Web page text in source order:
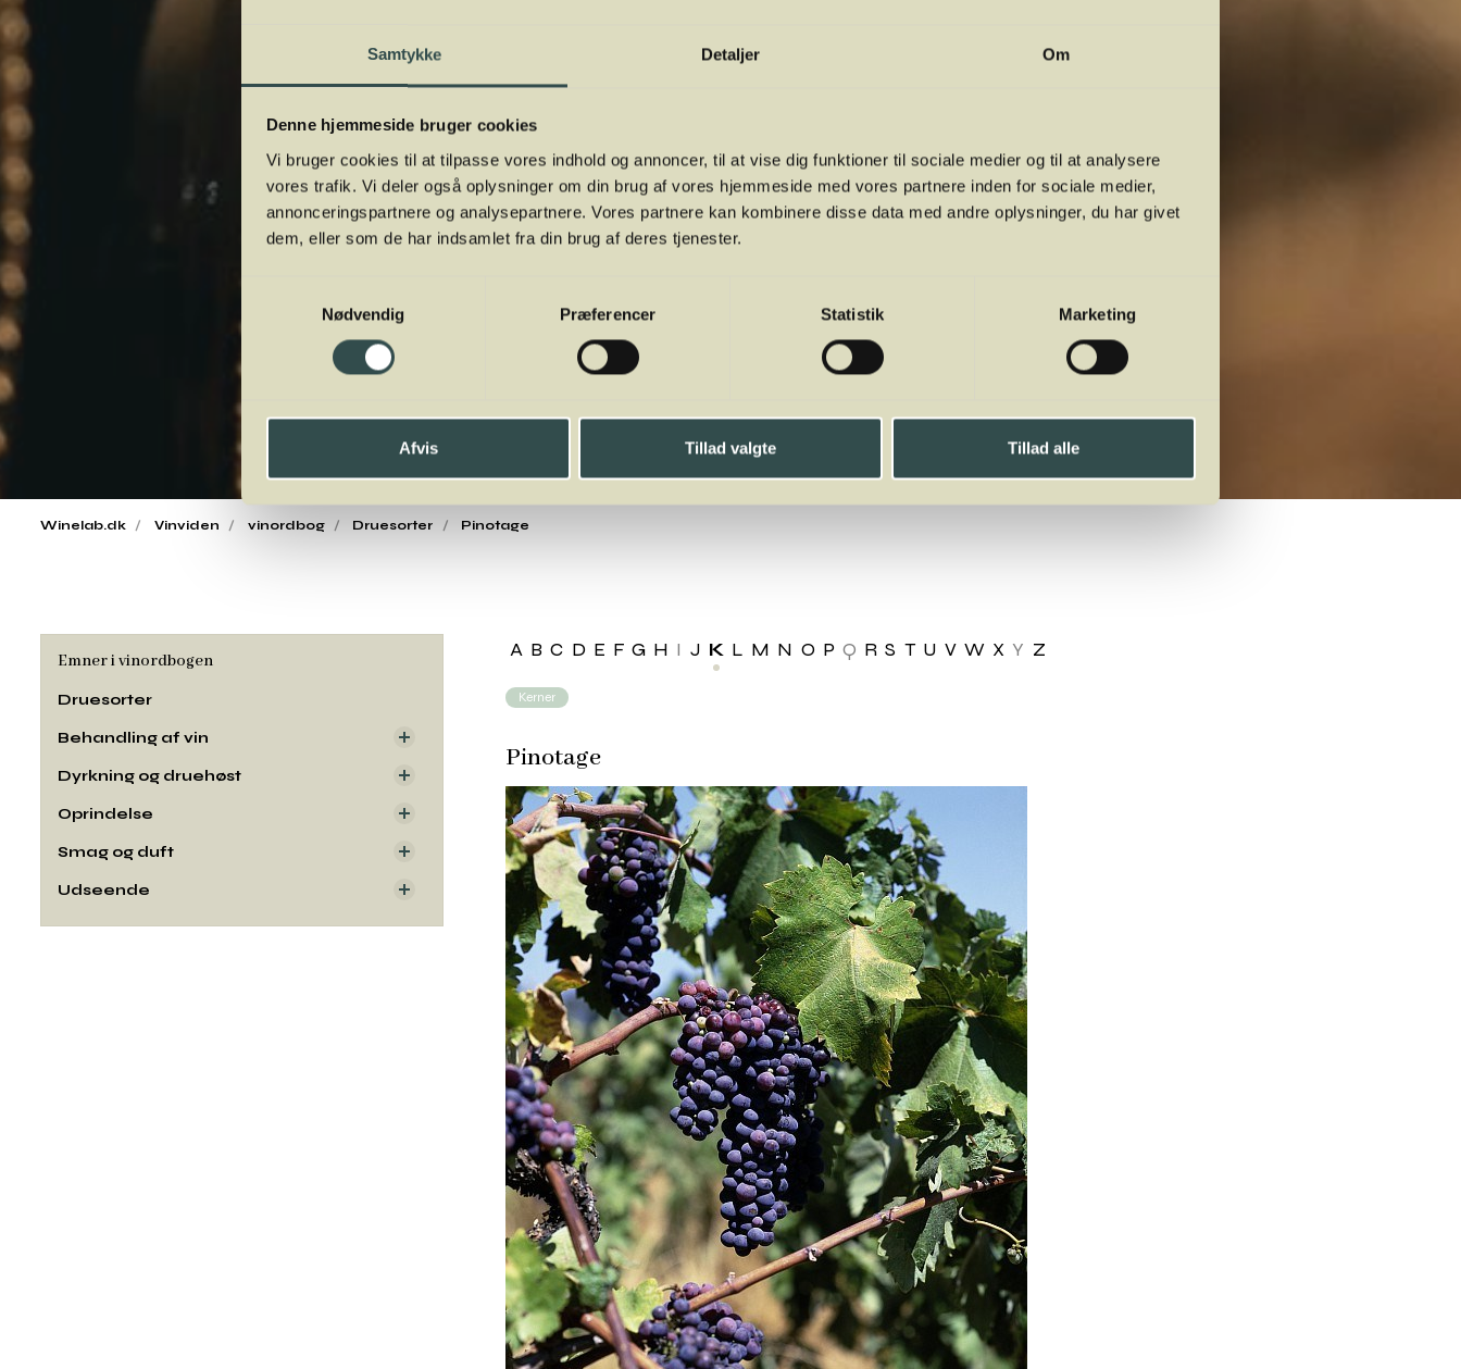
Samtykke Detaljer Om
Denne hjemmeside bruger cookies
Vi bruger cookies til at tilpasse vores indhold og annoncer, til at vise dig funktioner til sociale medier og til at analysere
vores trafik. Vi deler også oplysninger om din brug af vores hjemmeside med vores partnere inden for sociale medier,
annonceringspartnere og analysepartnere. Vores partnere kan kombinere disse data med andre oplysninger, du har givet
dem, eller som de har indsamlet fra din brug af deres tjenester.
Nødvendig
Præferencer Statistik Marketing
Afvis Tillad valgte Tillad alle
Winelab.dk Vinviden vinordbog Druesorter Pinotage
A B C D E F G H I J K L M N O P Q R S T U V W X Y Z
Kerner
Pinotage
Emner i vinordbogen
Druesorter
Behandling af vin
Dyrkning og druehøst
Oprindelse
Smag og duft
Udseende